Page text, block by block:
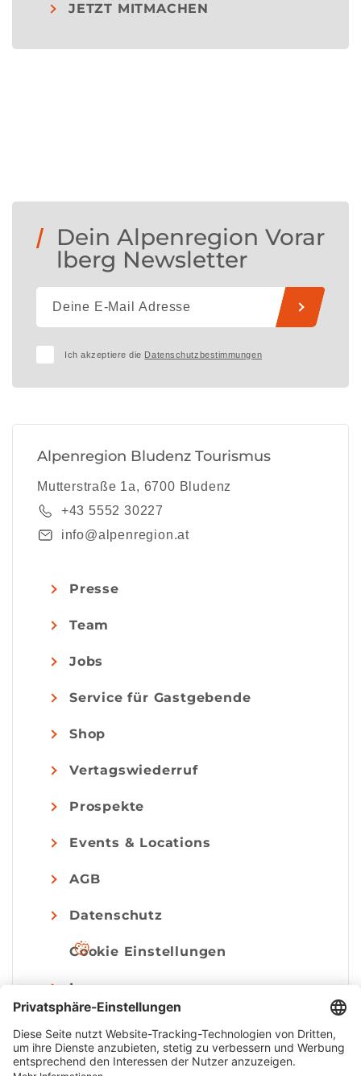
JETZT MITMACHEN
Dein Alpenregion Vorar
lberg Newsletter
Ich akzeptiere die Datenschutzbestimmungen
Alpenregion Bludenz Tourismus
Mutterstraße 1a, 6700 Bludenz
+43 5552 30227
info@alpenregion.at
Presse
Team
Jobs
Service für Gastgebende
Shop
Vertagswiederruf
Prospekte
Events & Locations
AGB
Datenschutz
Cookie Einstellungen
Impressum